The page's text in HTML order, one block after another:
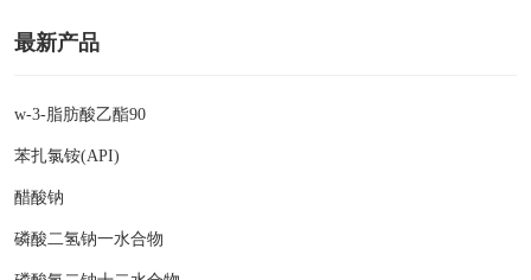
最新产品
w-3-脂肪酸乙酯90
苯扎氯铵(API)
醋酸钠
磷酸二氢钠一水合物